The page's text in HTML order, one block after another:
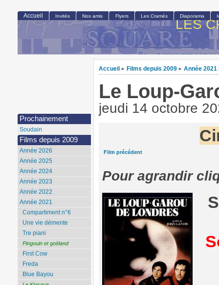
LES
Accueil > Films depuis 2009 > Année 2021
Le Loup-
jeudi 14 octobre
Film précédent
Pour agrandir
Accueil Invités Nos amis Flyers Les Cramés Diaporama
Prochainement
Soudain
Films depuis 2009
Année 2026
Année 2025
Année 2024
Année 2023
Année 2022
Année 2021
Compartiment n°6
Une vie démente
Tre piani
Pingouin et goëland
First Cow
Freda
Blue Bayou